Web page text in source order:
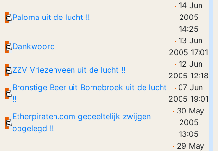
Paloma uit de lucht !!
14 Jun
2005
14:25
Dankwoord
13 Jun
2005 17:01
ZZV Vriezenveen uit de lucht !!
12 Jun
2005 12:18
Bronstige Beer uit Bornebroek uit de lucht
!!
07 Jun
2005 19:01
Etherpiraten.com gedeeltelijk zwijgen
opgelegd !!
30 May
2005
13:05
29 May